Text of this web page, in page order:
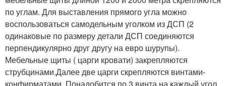
по углам. Для выставления прямого угла можно
воспользоваться самодельным уголком из ДСП (2
одинаковые по размеру детали ДСП соединяются
перпендикулярно друг другу на евро шурупы).
Мебельные щиты ( царги кровати) закрепляются
струбцинами.Далее две царги скрепляются винтами-
конфирматами. Понадобится по 3 винта на каждый угол